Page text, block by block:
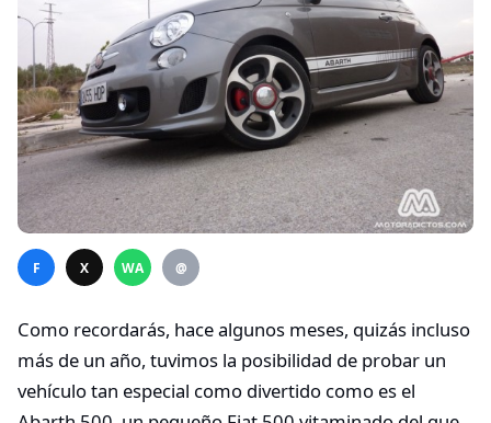
F X WA @
Como recordarás, hace algunos meses, quizás incluso
más de un año, tuvimos la posibilidad de probar un
vehículo tan especial como divertido como es el